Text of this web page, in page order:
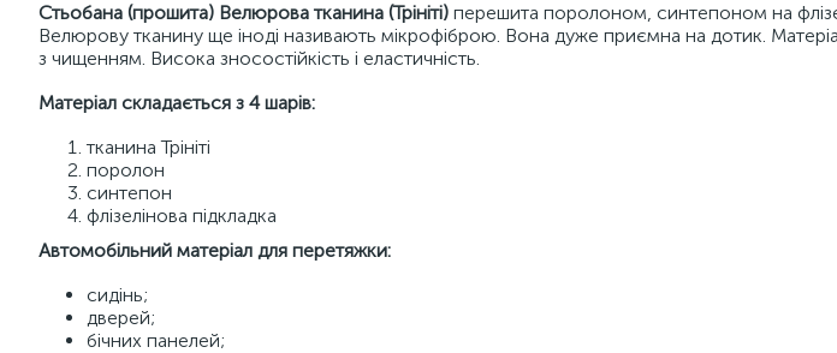
Стьобана (прошита) Велюрова тканина (Трініті) перешита поролоном, синтепоном на
Велюрову тканину ще іноді називають мікрофіброю. Вона дуже приємна на дотик.
з чищенням. Висока зносостійкість і еластичність.
Матеріал складається з 4 шарів:
тканина Трініті
поролон
синтепон
флізелінова підкладка
Автомобільний матеріал для перетяжки:
сидінь;
дверей;
бічних панелей;